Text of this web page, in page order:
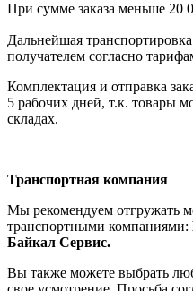
При сумме заказа меньше 20
Дальнейшая
получателем согласно
Комплектация и отправка
5 рабочих дней, т.к. товары
складах.
Транспортная компания
Мы рекомендуем отгружать
транспортными компаниями:
Байкал Сервис.
Вы также можете выбрать